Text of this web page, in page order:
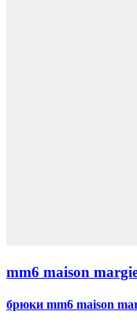
mm6 maison
брюки mm6 maison